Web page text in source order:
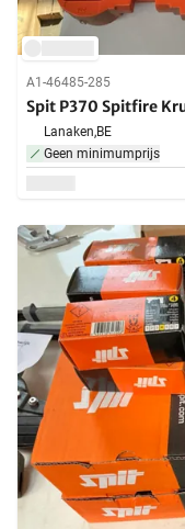
A1-46485-285
Spit P370 Spitfire
Lanaken,BE
Geen minimumprijs